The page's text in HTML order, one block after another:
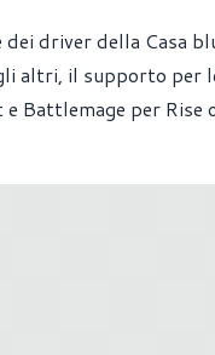
dei driver della Casa
altri, il supporto per
Battlemage per Rise